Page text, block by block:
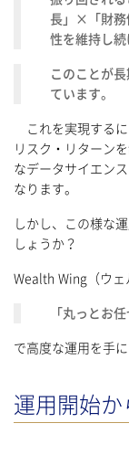
長」×「財務
性を維持し続
このことが
ています。
これを実現するに
リスク・リターン
なデータサイエン
なります。
しかし、この様な
しょうか？
Wealth Wing（ウェ
「丸っとお
で高度な運用を手
運用開始